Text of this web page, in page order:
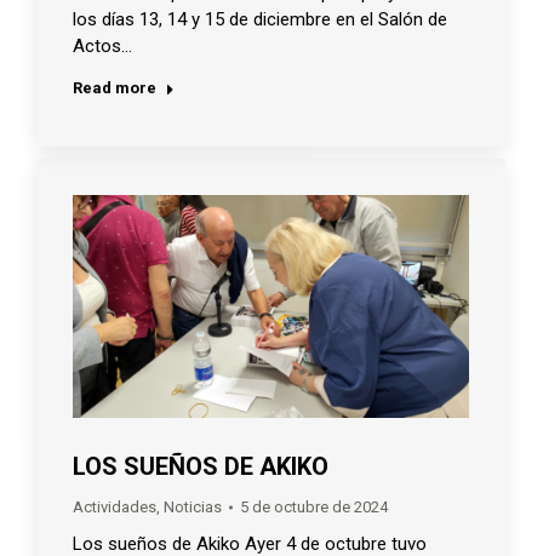
los días 13, 14 y 15 de diciembre en el Salón de
Actos…
Read more
LOS SUEÑOS DE AKIKO
Actividades Noticias 5 de octubre de 2024
Los sueños de Akiko Ayer 4 de octubre tuvo